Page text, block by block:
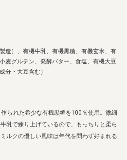
造）、有機牛乳、有機黒糖、有機玄米、有
麦グルテン、発酵バター、食塩、有機大豆
分・大豆含む）
られた希少な有機黒糖を100％使用。微細
乳で練り上げているので、もっちりと柔ら
ルクの優しい風味は年代を問わず好まれる